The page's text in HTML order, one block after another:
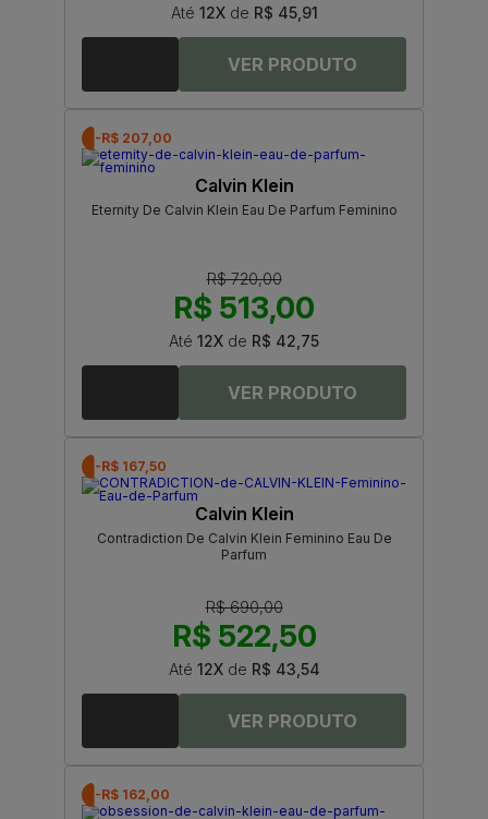
Até 12Xde R$ 45,91
-R$ 207,00
Calvin Klein
Eternity De Calvin Klein Eau De Parfum Feminino
R$ 720,00
R$ 513,00
Até 12X de R$ 42,75
-R$ 167,50
Calvin Klein
Contradiction De Calvin Klein Feminino Eau De
Parfum
R$ 690,00
R$ 522,50
Até 12Xde R$ 43,54
-R$ 162,00